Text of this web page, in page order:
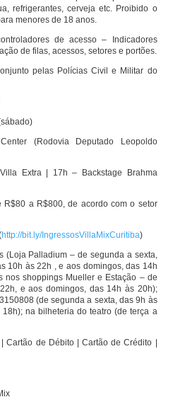
refrigerantes, cerveja etc. Proibido o
menores de 18 anos.
de acesso – Indicadores
de filas, acessos, setores e portões.
pelas Polícias Civil e Militar do
(Rodovia Deputado Leopoldo
Extra | 17h – Backstage Brahma
R$80 a R$800, de acordo com o setor
http://bit.ly/IngressosVillaMixCuritiba)
(Loja Palladium – de segunda a sexta,
10h às 22h , e aos domingos, das 14h
nos shoppings Mueller e Estação – de
e aos domingos, das 14h às 20h);
(de segunda a sexta, das 9h às
na bilheteria do teatro (de terça a
Cartão de Débito | Cartão de Crédito |